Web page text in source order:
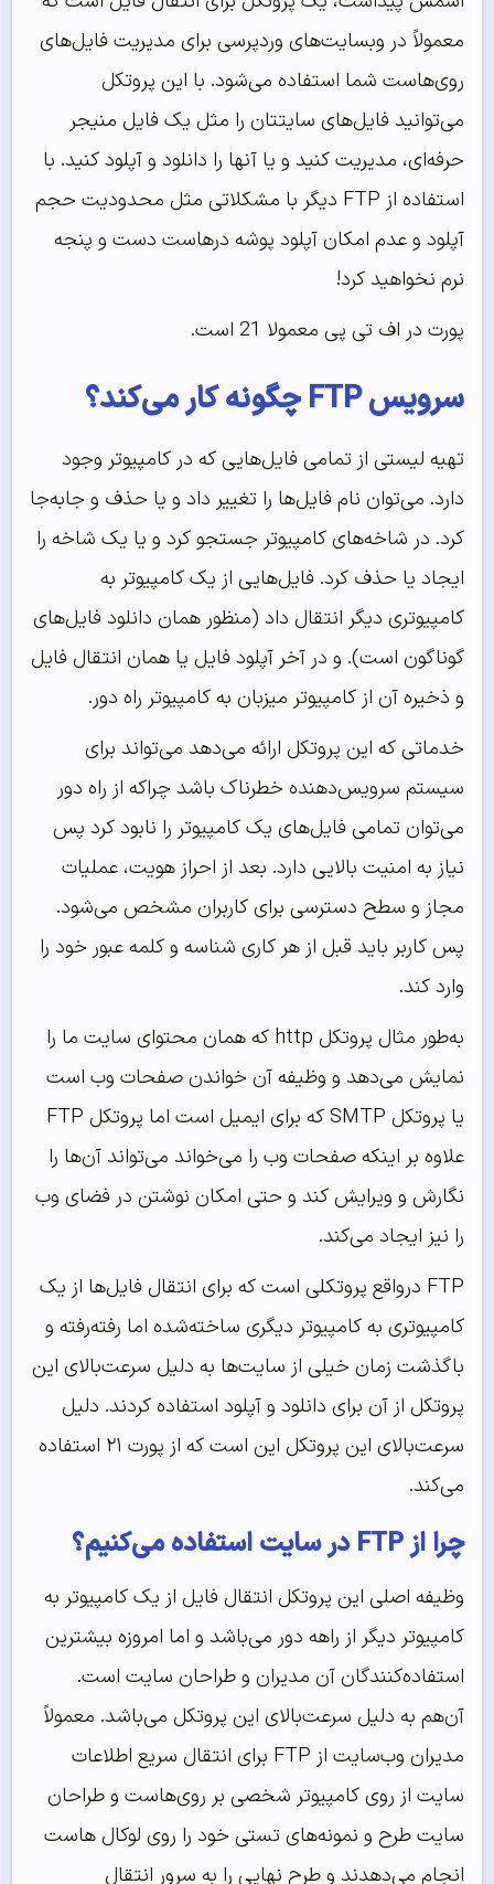
معمولاً در وبسایت‌های وردپرسی برای مدیریت فایل‌های
روی‌هاست شما استفاده می‌شود. با این پروتکل
می‌توانید فایل‌های سایتتان را مثل یک فایل منیجر
حرفه‌ای، مدیریت کنید و یا آنها را دانلود و آپلود کنید. با
استفاده از FTP دیگر با مشکلاتی مثل محدودیت حجم
آپلود و عدم امکان آپلود پوشه درهاست دست و پنجه
نرم نخواهید کرد!
پورت در اف تی پی معمولا 21 است.
سرویس FTP چگونه کار می‌کند؟
تهیه لیستی از تمامی فایل‌هایی که در کامپیوتر وجود
دارد. می‌توان نام فایل‌ها را تغییر داد و یا حذف و جابه‌جا
کرد. در شاخه‌های کامپیوتر جستجو کرد و یا یک شاخه را
ایجاد یا حذف کرد. فایل‌هایی از یک کامپیوتر به
کامپیوتری دیگر انتقال داد (منظور همان دانلود فایل‌های
گوناگون است). و در آخر آپلود فایل یا همان انتقال فایل
و ذخیره آن از کامپیوتر میزبان به کامپیوتر راه دور.
خدماتی که این پروتکل ارائه می‌دهد می‌تواند برای
سیستم سرویس‌دهنده خطرناک باشد چراکه از راه دور
می‌توان تمامی فایل‌های یک کامپیوتر را نابود کرد پس
نیاز به امنیت بالایی دارد. بعد از احراز هویت، عملیات
مجاز و سطح دسترسی برای کاربران مشخص می‌شود.
پس کاربر باید قبل از هر کاری شناسه و کلمه عبور خود را
وارد کند.
به‌طور مثال پروتکل http که همان محتوای سایت ما را
نمایش می‌دهد و وظیفه آن خواندن صفحات وب است
یا پروتکل SMTP که برای ایمیل است اما پروتکل FTP
علاوه بر اینکه صفحات وب را می‌خواند می‌تواند آن‌ها را
نگارش و ویرایش کند و حتی امکان نوشتن در فضای وب
را نیز ایجاد می‌کند.
FTP درواقع پروتکلی است که برای انتقال فایل‌ها از یک
کامپیوتری به کامپیوتر دیگری ساخته‌شده اما رفته‌رفته و
باگذشت زمان خیلی از سایت‌ها به دلیل سرعت‌بالای این
پروتکل از آن برای دانلود و آپلود استفاده کردند. دلیل
سرعت‌بالای این پروتکل این است که از پورت ۲۱ استفاده
می‌کند.
چرا از FTP در سایت استفاده می‌کنیم؟
وظیفه اصلی این پروتکل انتقال فایل از یک کامپیوتر به
کامپیوتر دیگر از راهه دور می‌باشد و اما امروزه بیشترین
استفاده‌کنندگان آن مدیران و طراحان سایت است.
آن‌هم به دلیل سرعت‌بالای این پروتکل می‌باشد. معمولاً
مدیران وب‌سایت از FTP برای انتقال سریع اطلاعات
سایت از روی کامپیوتر شخصی بر روی‌هاست و طراحان
سایت طرح و نمونه‌های تستی خود را روی لوکال هاست
انجام می‌دهدند و طرح نهایی را به سرور انتقال